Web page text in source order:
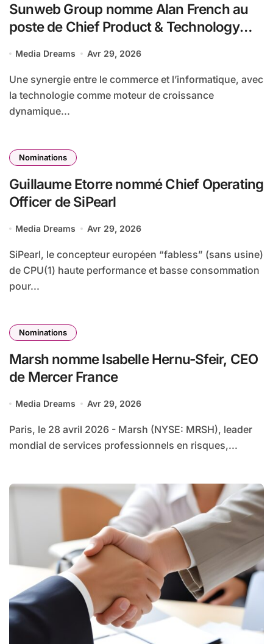
Sunweb Group nomme Alan French au
poste de Chief Product & Technology
Media Dreams Avr 29, 2026
Une synergie entre le commerce et l’informatique, avec
la technologie comme moteur de croissance
dynamique...
Nominations
Guillaume Etorre nommé Chief Operating
Officer de SiPearl
Media Dreams Avr 29, 2026
SiPearl, le concepteur européen “fabless” (sans usine)
de CPU(1) haute performance et basse consommation
pour...
Nominations
Marsh nomme Isabelle Hernu-Sfeir, CEO
de Mercer France
Media Dreams Avr 29, 2026
Paris, le 28 avril 2026 ­- Marsh (NYSE: MRSH), leader
mondial de services professionnels en risques,...